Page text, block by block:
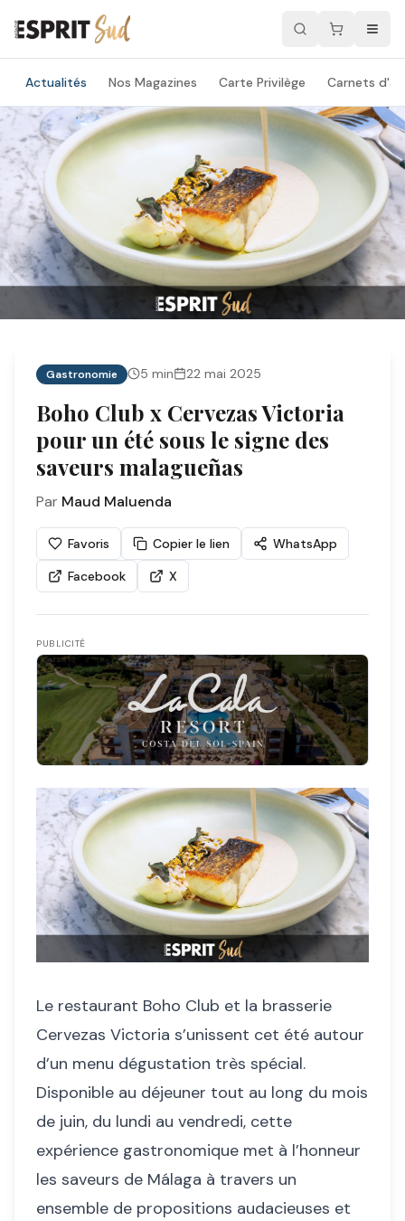
Actualités Nos Magazines Carte Privilège Carnets
Gastronomie 5 min 22 mai 2025
Boho Club x Cervezas Victoria
pour un été sous le signe des
saveurs malagueñas
Par Maud Maluenda
Favoris Copier le lien
WhatsApp
Facebook
X
PUBLICITÉ
Le restaurant Boho Club et la brasserie
Cervezas Victoria s’unissent cet été autour
d’un menu dégustation très spécial.
Disponible au déjeuner tout au long du mois
de juin, du lundi au vendredi, cette
expérience gastronomique met à l’honneur
les saveurs de Málaga à travers un
ensemble de propositions audacieuses et